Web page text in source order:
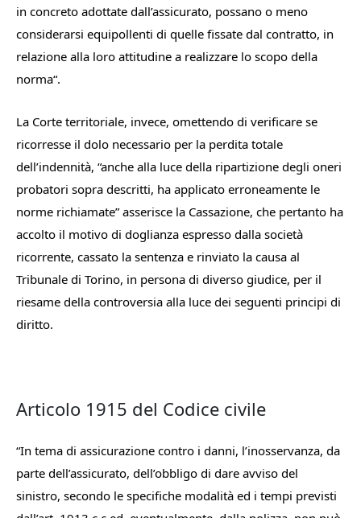
in concreto adottate dall’assicurato, possano o meno
considerarsi equipollenti di quelle fissate dal contratto, in
relazione alla loro attitudine a realizzare lo scopo della
norma“.
La Corte territoriale, invece, omettendo di verificare se
ricorresse il dolo necessario per la perdita totale
dell’indennità, “anche alla luce della ripartizione degli oneri
probatori sopra descritti, ha applicato erroneamente le
norme richiamate” asserisce la Cassazione, che pertanto ha
accolto il motivo di doglianza espresso dalla società
ricorrente, cassato la sentenza e rinviato la causa al
Tribunale di Torino, in persona di diverso giudice, per il
riesame della controversia alla luce dei seguenti principi di
diritto.
Articolo 1915 del Codice civile
“In tema di assicurazione contro i danni, l’inosservanza, da
parte dell’assicurato, dell’obbligo di dare avviso del
sinistro, secondo le specifiche modalità ed i tempi previsti